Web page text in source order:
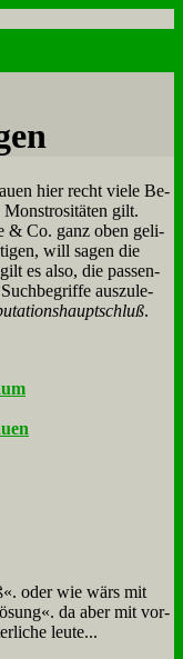
hier recht vie­le Be­
Mon­stro­si­tä­ten gilt.
& Co. ganz oben ge­li­
will sa­gen die
es al­so, die pas­sen­
aus­zu­le­
.
oder wie wärs mit
da aber mit vor­
leu­te...